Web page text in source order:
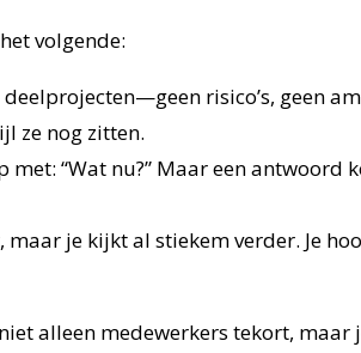
volgende:
risico’s, geen
ze nog zitten.
met: “Wat nu?” Maar een antwoord
je kijkt al stiekem verder. Je
alleen medewerkers tekort, maar